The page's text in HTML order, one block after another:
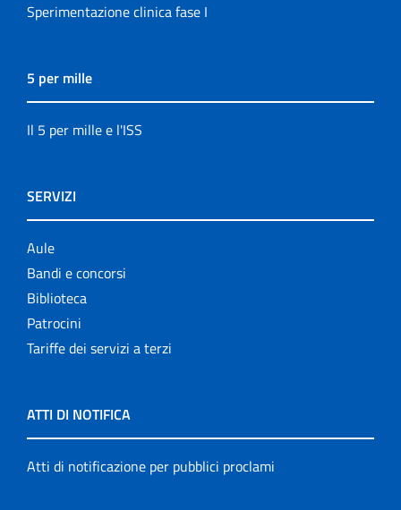
Sperimentazione clinica fase I
5 per mille
Il 5 per mille e l'ISS
SERVIZI
Aule
Bandi e concorsi
Biblioteca
Patrocini
Tariffe dei servizi a terzi
ATTI DI NOTIFICA
Atti di notificazione per pubblici proclami